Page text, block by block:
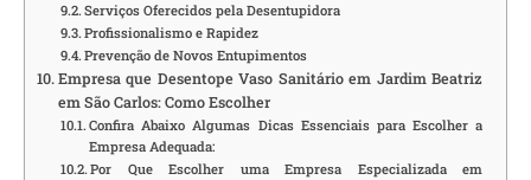
Serviços Oferecidos pela Desentupidora
Profissionalismo e Rapidez
Prevenção de Novos Entupimentos
Empresa que Desentope Vaso Sanitário em Jardim Beatriz
em São Carlos: Como Escolher
Confira Abaixo Algumas Dicas Essenciais para Escolher a
Empresa Adequada:
Por Que Escolher uma Empresa Especializada em